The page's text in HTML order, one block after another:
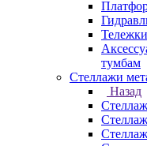
тумбам
Стеллажи
Назад